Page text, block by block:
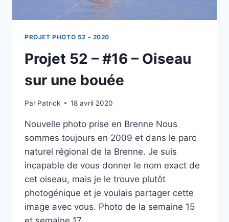
PROJET PHOTO 52 - 2020
Projet 52 – #16 – Oiseau
sur une bouée
Par Patrick 18 avril 2020
Nouvelle photo prise en Brenne Nous
sommes toujours en 2009 et dans le parc
naturel régional de la Brenne. Je suis
incapable de vous donner le nom exact de
cet oiseau, mais je le trouve plutôt
photogénique et je voulais partager cette
image avec vous. Photo de la semaine 15